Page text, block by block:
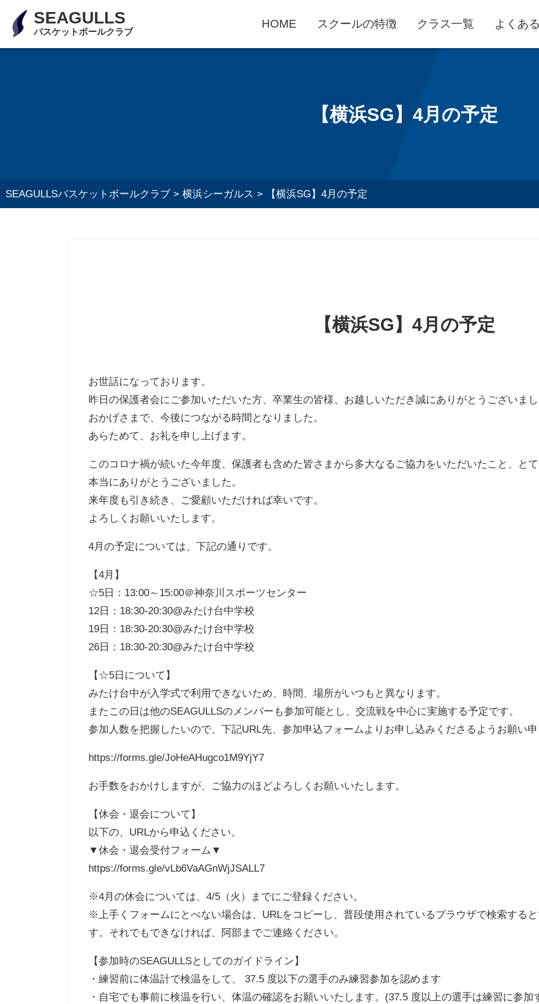
SEAGULLS
バスケットボールクラブ
HOME スクールの特徴 クラス一覧 よくあ
【横浜SG】4月の予定
SEAGULLSバスケットボールクラブ> 横浜シーガルス > 【横浜SG】4月の予定
【横浜SG】4月の予定
お世話になっております。
昨日の保護者会にご参加いただいた方、卒業生の皆様、お越しいただき誠にありがとうございまし
おかげさまで、今後につながる時間となりました。
あらためて、お礼を申し上げます。
このコロナ禍が続いた今年度、保護者も含めた皆さまから多大なるご協力をいただいたこと、とて
本当にありがとうございました。
来年度も引き続き、ご愛顧いただければ幸いです。
よろしくお願いいたします。
4月の予定については、下記の通りです。
【4月】
☆5日：13:00～15:00＠神奈川スポーツセンター
12日：18:30-20:30@みたけ台中学校
19日：18:30-20:30@みたけ台中学校
26日：18:30-20:30@みたけ台中学校
【☆5日について】
みたけ台中が入学式で利用できないため、時間、場所がいつもと異なります。
またこの日は他のSEAGULLSのメンバーも参加可能とし、交流戦を中心に実施する予定です。
参加人数を把握したいので、下記URL先、参加申込フォームよりお申し込みくださるようお願い申
https://forms.gle/JoHeAHugco1M9YjY7
お手数をおかけしますが、ご協力のほどよろしくお願いいたします。
【休会・退会について】
以下の、URLから申込ください。
▼休会・退会受付フォーム▼
https://forms.gle/vLb6VaAGnWjJSALL7
※4月の休会については、4/5（火）までにご登録ください。
※上手くフォームにとべない場合は、URLをコピーし、普段使用されているプラウザで検索する
す。それでもできなければ、阿部までご連絡ください。
【参加時のSEAGULLSとしてのガイドライン】
・練習前に体温計で検温をして、 37.5 度以下の選手のみ練習参加を認めます
・自宅でも事前に検温を行い、体温の確認をお願いいたします。(37.5 度以上の選手は練習に参加